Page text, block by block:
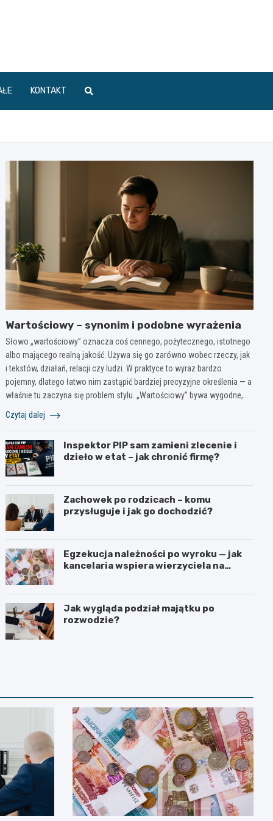
KONTAKT
Wartościowy – synonim i podobne wyrażenia
Słowo „wartościowy” oznacza coś cennego, pożytecznego, istotnego
albo mającego realną jakość. Używa się go zarówno wobec rzeczy, jak
i tekstów, działań, relacji czy ludzi. W praktyce to wyraz bardzo
pojemny, dlatego łatwo nim zastąpić bardziej precyzyjne określenia — a
właśnie tu zaczyna się problem stylu. „Wartościowy” bywa wygodne,…
Czytaj dalej
Inspektor PIP sam zamieni zlecenie i
dzieło w etat – jak chronić firmę?
Zachowek po rodzicach – komu
przysługuje i jak go dochodzić?
Egzekucja należności po wyroku — jak
kancelaria wspiera wierzyciela na
Jak wygląda podział majątku po
rozwodzie?